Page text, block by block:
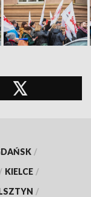
/
/ KIELCE /
/